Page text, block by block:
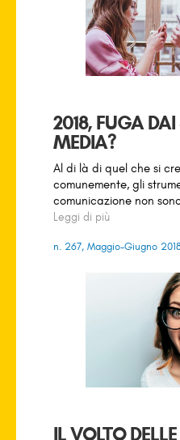
2018, FUGA
MEDIA?
Al di là di quel che si
comunemente, gli
comunicazione non
Leggi di più
n. 267, Maggio-Giugno
IL VOLTO DELLE